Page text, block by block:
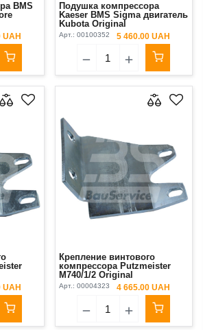
BMS
UAH
Подушка компрессора
Kaeser BMS Sigma двигатель
Kubota Original
Арт.: 00100352 5 460.00 UAH
UAH
Крепление винтового
компрессора Putzmeister
М740/1/2 Original
Арт.: 00004323 4 665.00 UAH